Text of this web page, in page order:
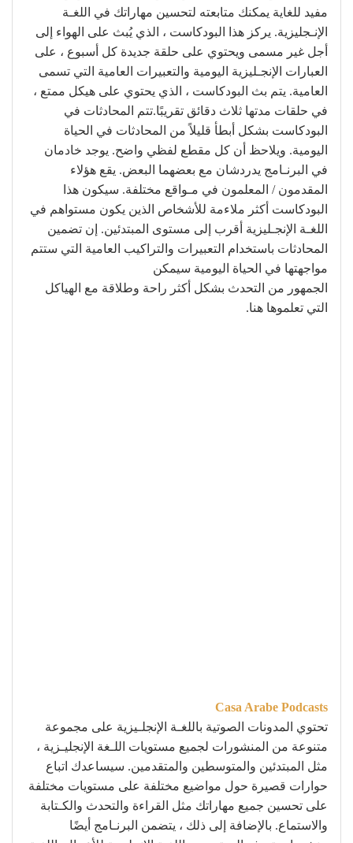
مفيد للغاية يمكنك متابعته لتحسين مهاراتك في اللغـة
الإنـجليزية. يركز هذا البودكاست ، الذي يُبث على الهواء إلى
أجل غير مسمى ويحتوي على حلقة جديدة كل أسبوع ، على
العبارات الإنجـليزية اليومية والتعبيرات العامية التي تسمى
العامية. يتم بث البودكاست ، الذي يحتوي على هيكل ممتع ،
في حلقات مدتها ثلاث دقائق تقريبًا.تتم المحادثات في
البودكاست بشكل أبطأ قليلاً من المحادثات في الحياة
اليومية. ويلاحظ أن كل مقطع لفظي واضح. يوجد خادمان
في البرنـامج يدردشان مع بعضهما البعض. يقع هؤلاء
المقدمون / المعلمون في مـواقع مختلفة. سيكون هذا
البودكاست أكثر ملاءمة للأشخاص الذين يكون مستواهم في
اللغـة الإنجـليزية أقرب إلى مستوى المبتدئين. إن تضمين
المحادثات باستخدام التعبيرات والتراكيب العامية التي ستتم
مواجهتها في الحياة اليومية سيمكن
الجمهور من التحدث بشكل أكثر راحة وطلاقة مع الهياكل
التي تعلموها هنا.
Casa Arabe Podcasts
تحتوي المدونات الصوتية باللغـة الإنجلـيزية على مجموعة
متنوعة من المنشورات لجميع مستويات اللـغة الإنجليـزية ،
مثل المبتدئين والمتوسطين والمتقدمين. سيساعدك اتباع
حوارات قصيرة حول مواضيع مختلفة على مستويات مختلفة
على تحسين جميع مهاراتك مثل القراءة والتحدث والكـتابة
والاستماع. بالإضافة إلى ذلك ، يتضمن البرنـامج أيضًا